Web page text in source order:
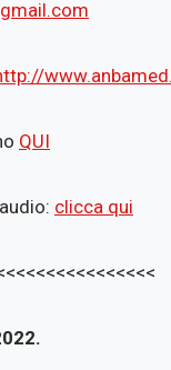
QUI
clicca qui